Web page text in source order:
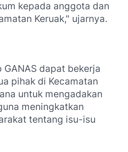
kepada anggota dan
Keruak," ujarnya.
GANAS dapat bekerja
pihak di Kecamatan
untuk mengadakan
meningkatkan
tentang isu-isu